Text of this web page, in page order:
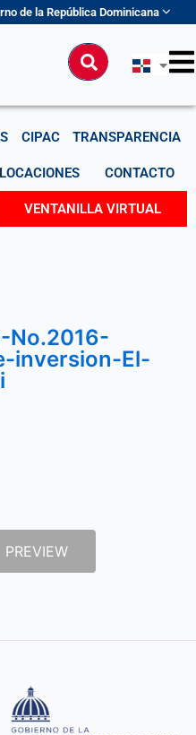
de la República Dominicana
Buscar
CIPAC TRANSPARENCIA
LOCACIONES CONTACTO
VENTANILLA VIRTUAL
No.2016-
inversion-El-
PREVIEW